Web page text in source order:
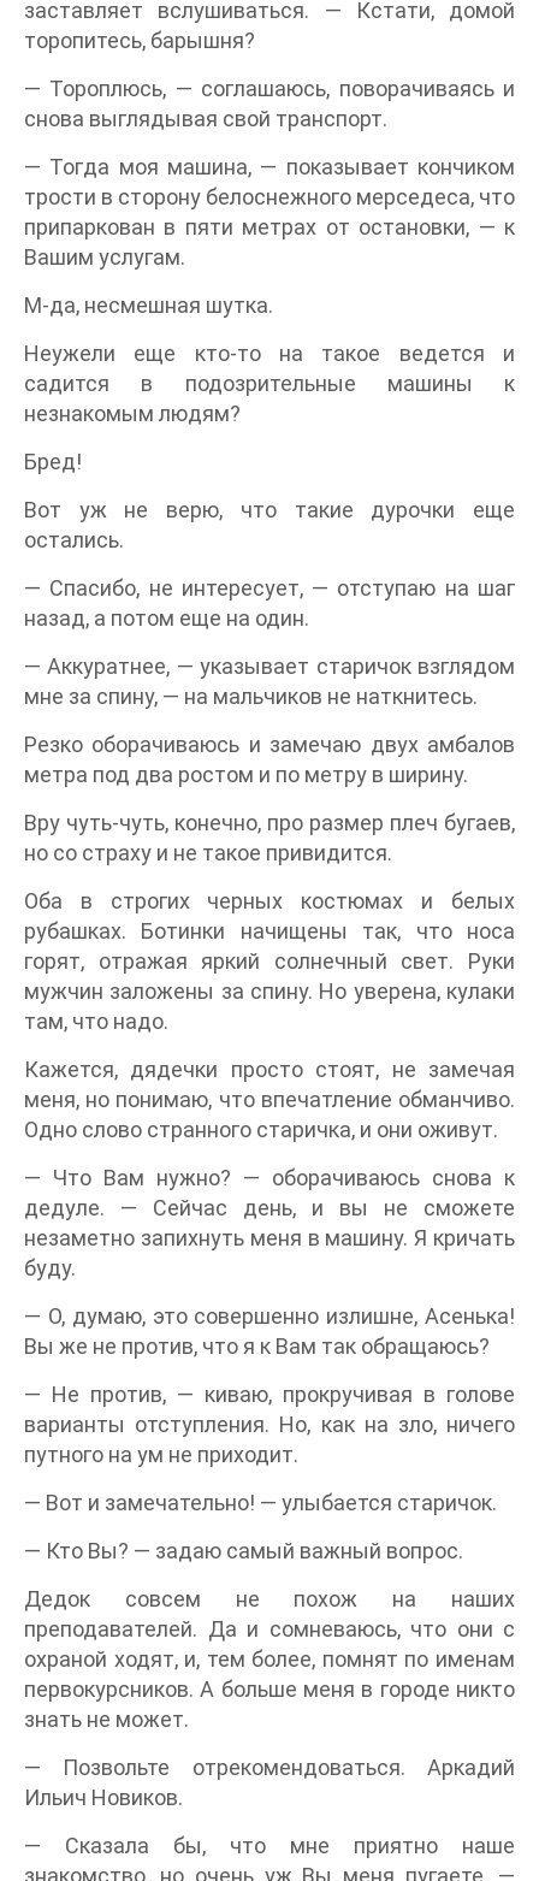
заставляет вслушиваться. — Кстати, домой
торопитесь, барышня?
— Тороплюсь, — соглашаюсь, поворачиваясь и
снова выглядывая свой транспорт.
— Тогда моя машина, — показывает кончиком
трости в сторону белоснежного мерседеса, что
припаркован в пяти метрах от остановки, — к
Вашим услугам.
М-да, несмешная шутка.
Неужели еще кто-то на такое ведется и
садится в подозрительные машины к
незнакомым людям?
Бред!
Вот уж не верю, что такие дурочки еще
остались.
— Спасибо, не интересует, — отступаю на шаг
назад, а потом еще на один.
— Аккуратнее, — указывает старичок взглядом
мне за спину, — на мальчиков не наткнитесь.
Резко оборачиваюсь и замечаю двух амбалов
метра под два ростом и по метру в ширину.
Вру чуть-чуть, конечно, про размер плеч бугаев,
но со страху и не такое привидится.
Оба в строгих черных костюмах и белых
рубашках. Ботинки начищены так, что носа
горят, отражая яркий солнечный свет. Руки
мужчин заложены за спину. Но уверена, кулаки
там, что надо.
Кажется, дядечки просто стоят, не замечая
меня, но понимаю, что впечатление обманчиво.
Одно слово странного старичка, и они оживут.
— Что Вам нужно? — оборачиваюсь снова к
дедуле. — Сейчас день, и вы не сможете
незаметно запихнуть меня в машину. Я кричать
буду.
— О, думаю, это совершенно излишне, Асенька!
Вы же не против, что я к Вам так обращаюсь?
— Не против, — киваю, прокручивая в голове
варианты отступления. Но, как на зло, ничего
путного на ум не приходит.
— Вот и замечательно! — улыбается старичок.
— Кто Вы? — задаю самый важный вопрос.
Дедок совсем не похож на наших
преподавателей. Да и сомневаюсь, что они с
охраной ходят, и, тем более, помнят по именам
первокурсников. А больше меня в городе никто
знать не может.
— Позвольте отрекомендоваться. Аркадий
Ильич Новиков.
— Сказала бы, что мне приятно наше
знакомство, но очень уж Вы меня пугаете, —